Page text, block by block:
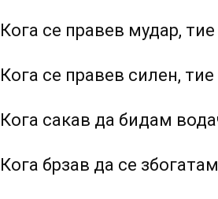
Кога се правев мудар,
Кога се правев силен,
Кога сакав да бидам
Кога брзав да се